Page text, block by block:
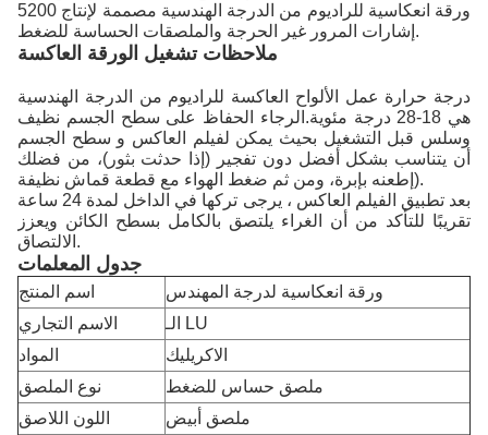
5200 ورقة انعكاسية للراديوم من الدرجة الهندسية مصممة لإنتاج
إشارات المرور غير الحرجة والملصقات الحساسة للضغط.
ملاحظات تشغيل الورقة العاكسة
درجة حرارة عمل الألواح العاكسة للراديوم من الدرجة الهندسية
هي 18-28 درجة مئوية.الرجاء الحفاظ على سطح الجسم نظيف
وسلس قبل التشغيل بحيث يمكن لفيلم العاكس و سطح الجسم
أن يتناسب بشكل أفضل دون تفجير (إذا حدثت بثور)، من فضلك
إطعنه بإبرة، ومن ثم ضغط الهواء مع قطعة قماش نظيفة).
بعد تطبيق الفيلم العاكس ، يرجى تركها في الداخل لمدة 24 ساعة
تقريبًا للتأكد من أن الغراء يلتصق بالكامل بسطح الكائن ويعزز
الالتصاق.
جدول المعلمات
اسم المنتج
ورقة انعكاسية لدرجة المهندس
الاسم التجاري
الـ LU
المواد
الاكريليك
نوع الملصق
ملصق حساس للضغط
اللون اللاصق
ملصق أبيض